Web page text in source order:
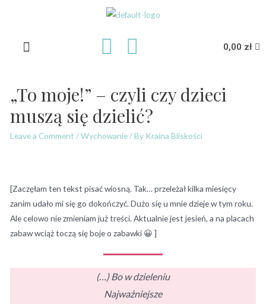
0,00 zł
„To moje!” – czyli czy dzieci
muszą się dzielić?
Leave a Comment /Wychowanie/ By Kraina Bliskości
[Zaczęłam ten tekst pisać wiosną. Tak… przeleżał kilka miesięcy
zanim udało mi się go dokończyć. Dużo się u mnie dzieje w tym roku.
Ale celowo nie zmieniam już treści. Aktualnie jest jesień, a na placach
zabaw wciąż toczą się boje o zabawki 😀 ]
(…) Bo w dzieleniu
Najważniejsze